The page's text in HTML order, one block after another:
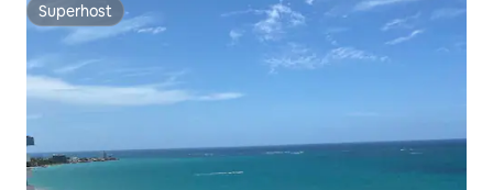
Superhost
Superhost